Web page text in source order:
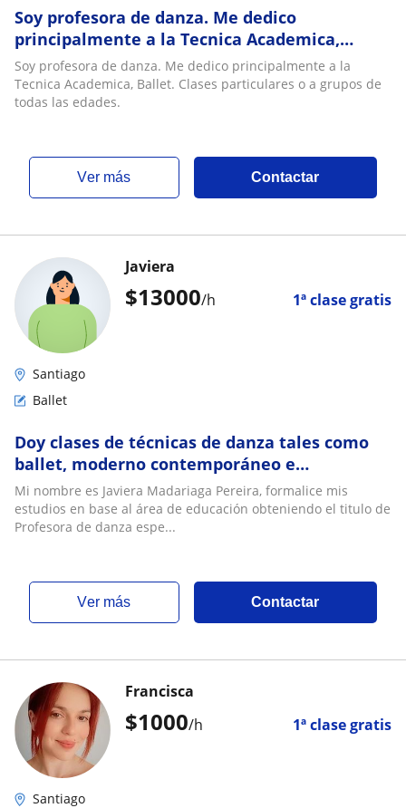
Soy profesora de danza. Me dedico
principalmente a la Tecnica Academica,
Ballet. Clases particulares o a grupos de todas
las edades
Soy profesora de danza. Me dedico principalmente a la
Tecnica Academica, Ballet. Clases particulares o a grupos de
todas las edades.
ver más Contactar
$13000/h 1ª clase gratis
Javiera
Santiago
Ballet
Doy clases de técnicas de danza tales como
ballet, moderno contemporáneo e
improvisación. Experiencia con diferentes
grupos etarios
Mi nombre es Javiera Madariaga Pereira, formalice mis
estudios en base al área de educación obteniendo el titulo de
Profesora de danza espe...
ver más Contactar
$1000/h 1ª clase gratis
Francisca
Santiago